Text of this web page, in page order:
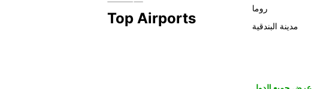
Top Airports
روما
مدينة البندقية